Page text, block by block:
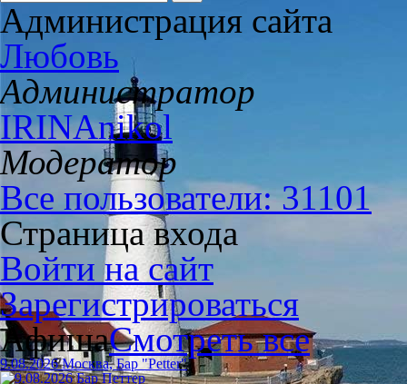
Администрация сайта
Любовь
Администратор
IRINAnikol
Модератор
Все пользователи: 31101
Страница входа
Войти на сайт
Зарегистрироваться
АфишаСмотреть все
9.08.2026 Москва, Бар "Petter"